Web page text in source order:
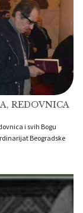
REDOVNICA
i svih Bogu
Beogradske